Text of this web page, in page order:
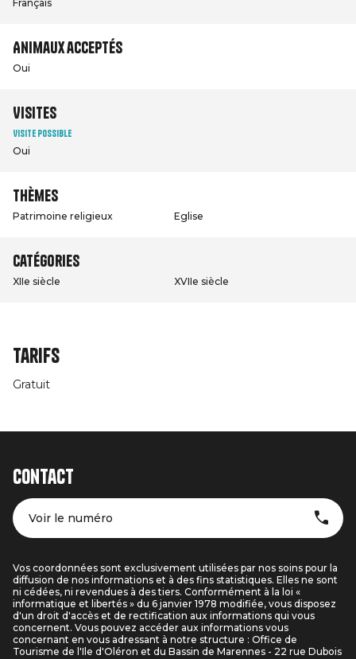
Français
Animaux acceptés
Oui
Visites
Visite possible
Oui
Thèmes
Patrimoine religieux Eglise
Catégories
XIIe siècle XVIIe siècle
Tarifs
Gratuit
Contact
Voir le numéro
Vos coordonnées sont exclusivement utilisées par nos soins pour la
diffusion de nos informations et à des fins statistiques. Elles ne sont
ni cédées, ni revendues à des tiers. Conformément à la loi «
informatique et libertés » du 6 janvier 1978 modifiée, vous disposez
d'un droit d'accès et de rectification aux informations qui vous
concernent. Vous pouvez accéder aux informations vous
concernant en vous adressant à notre structure : Office de
Tourisme de l'Ile d'Oléron et du Bassin de Marennes - 22 rue Dubois